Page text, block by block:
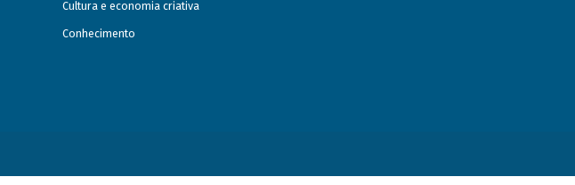
Cultura e economia criativa
Conhecimento